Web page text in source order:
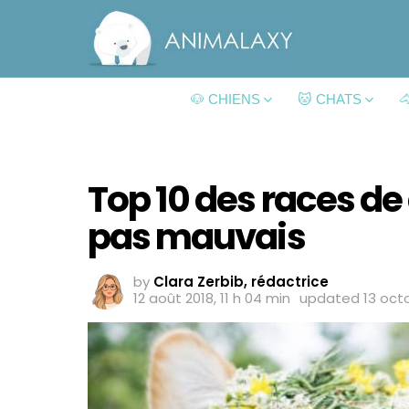
🐶 CHIENS 🐱 CHATS
Top 10 des races
pas mauvais
by Clara Zerbib, rédactrice
12 août 2018, 11 h 04 min updated 13